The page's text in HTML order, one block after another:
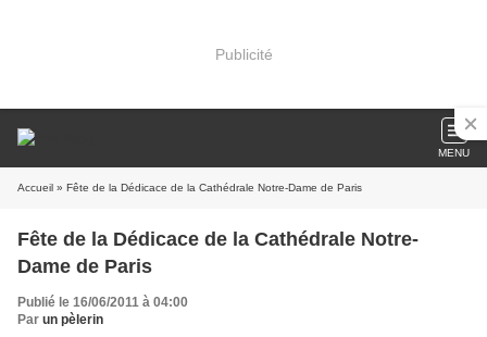
Publicité
MENU
Accueil » Fête de la Dédicace de la Cathédrale Notre-Dame de Paris
Fête de la Dédicace de la Cathédrale Notre-
Dame de Paris
Publié le 16/06/2011 à 04:00
Par un pèlerin